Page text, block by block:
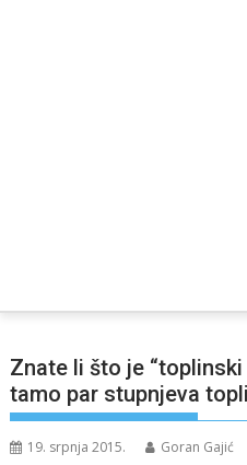
Znate li što je
tamo par stupnjeva
19. srpnja 2015. Goran Gajić